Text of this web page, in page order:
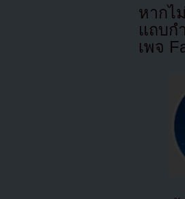
หากไ
แถบก
เพจ